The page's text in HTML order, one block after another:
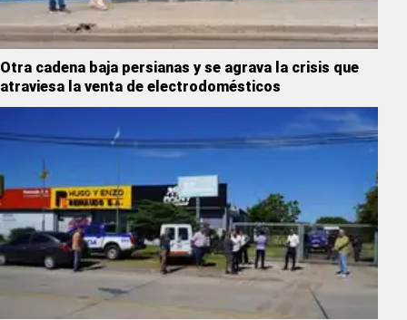
Otra cadena baja persianas y se agrava la crisis que
atraviesa la venta de electrodomésticos